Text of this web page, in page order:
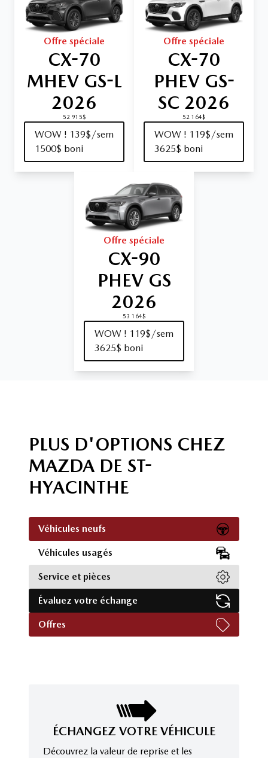
Offre spéciale
CX-70
MHEV GS-L
2026
52 915$
WOW ! 139$/sem
1500$ boni
Offre spéciale
CX-70
PHEV GS-
SC 2026
52 164$
WOW ! 119$/sem
3625$ boni
Offre spéciale
CX-90
PHEV GS
2026
53 164$
WOW ! 119$/sem
3625$ boni
PLUS D'OPTIONS CHEZ
MAZDA DE ST-
HYACINTHE
Véhicules neufs
Véhicules usagés
Service et pièces
Évaluez votre échange
Offres
ÉCHANGEZ VOTRE VÉHICULE
Découvrez la valeur de reprise et les